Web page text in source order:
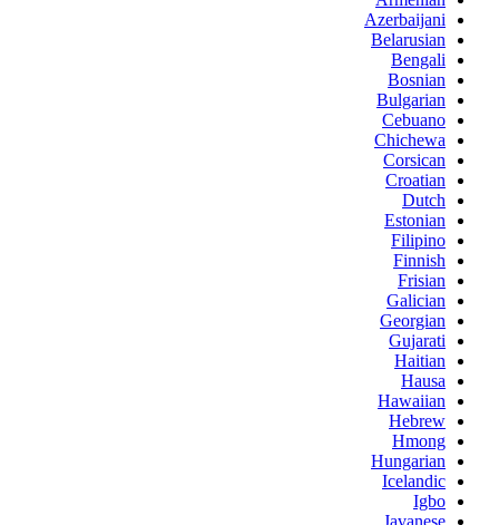
Azerbaijani
Belarusian
Bengali
Bosnian
Bulgarian
Cebuano
Chichewa
Corsican
Croatian
Dutch
Estonian
Filipino
Finnish
Frisian
Galician
Georgian
Gujarati
Haitian
Hausa
Hawaiian
Hebrew
Hmong
Hungarian
Icelandic
Igbo
Javanese